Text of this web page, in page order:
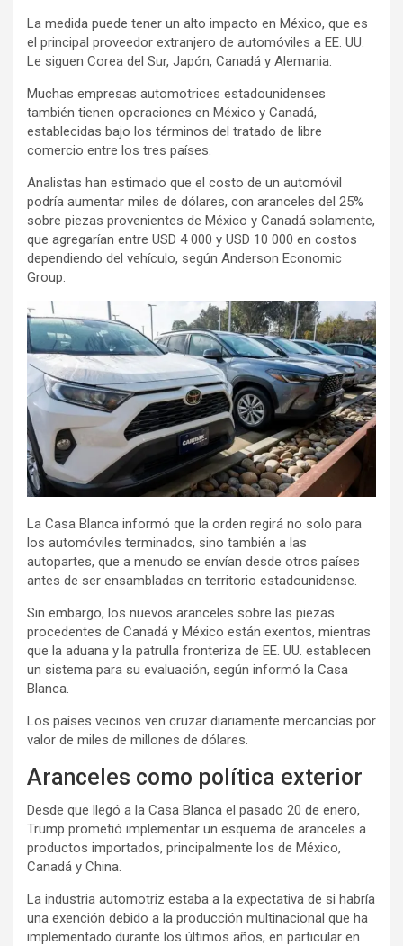
La medida puede tener un alto impacto en México, que es
el principal proveedor extranjero de automóviles a EE. UU.
Le siguen Corea del Sur, Japón, Canadá y Alemania.
Muchas empresas automotrices estadounidenses
también tienen operaciones en México y Canadá,
establecidas bajo los términos del tratado de libre
comercio entre los tres países.
Analistas han estimado que el costo de un automóvil
podría aumentar miles de dólares, con aranceles del 25%
sobre piezas provenientes de México y Canadá solamente,
que agregarían entre USD 4 000 y USD 10 000 en costos
dependiendo del vehículo, según Anderson Economic
Group.
La Casa Blanca informó que la orden regirá no solo para
los automóviles terminados, sino también a las
autopartes, que a menudo se envían desde otros países
antes de ser ensambladas en territorio estadounidense.
Sin embargo, los nuevos aranceles sobre las piezas
procedentes de Canadá y México están exentos, mientras
que la aduana y la patrulla fronteriza de EE. UU. establecen
un sistema para su evaluación, según informó la Casa
Blanca.
Los países vecinos ven cruzar diariamente mercancías por
valor de miles de millones de dólares.
Aranceles como política exterior
Desde que llegó a la Casa Blanca el pasado 20 de enero,
Trump prometió implementar un esquema de aranceles a
productos importados, principalmente los de México,
Canadá y China.
La industria automotriz estaba a la expectativa de si habría
una exención debido a la producción multinacional que ha
implementado durante los últimos años, en particular en